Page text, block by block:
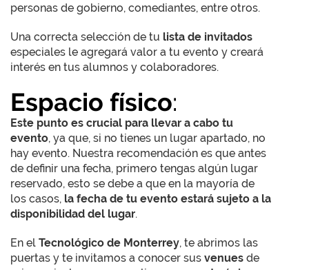
personas de gobierno, comediantes, entre otros.
Una correcta selección de tu lista de invitados
especiales le agregará valor a tu evento y creará
interés en tus alumnos y colaboradores.
Espacio físico:
Este punto es crucial para llevar a cabo tu
evento, ya que, si no tienes un lugar apartado, no
hay evento. Nuestra recomendación es que antes
de definir una fecha, primero tengas algún lugar
reservado, esto se debe a que en la mayoría de
los casos, la fecha de tu evento estará sujeto a la
disponibilidad del lugar.
En el Tecnológico de Monterrey, te abrimos las
puertas y te invitamos a conocer sus venues de